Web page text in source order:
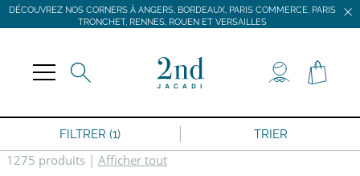
DÉCOUVREZ NOS CORNERS À ANGERS, BORDEAUX, PARIS COMMERCE, PARIS
TRONCHET, RENNES, ROUEN ET VERSAILLES
DÉCOUVREZ NOS CORNERS À ANGERS, BORDEAUX, PARIS COMMERCE, PARIS
TRONCHET, RENNES, ROUEN ET VERSAILLES
FILTRER (1) TRIER
1275 produits | Afficher tout